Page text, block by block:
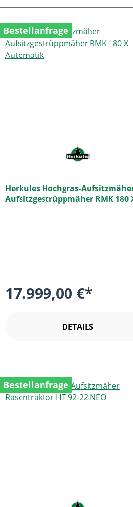
Bestellanfrage
Herkules Hochgras-
Aufsitzgestrüppmäher RMK 180
17.999,00 €*
DETAILS
Bestellanfrage